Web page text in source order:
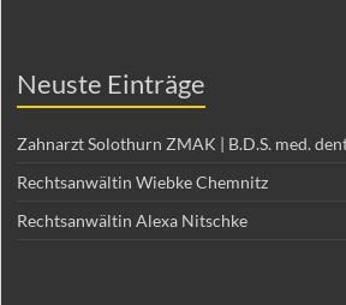
Neuste Einträge
Zahnarzt Solothurn ZMAK | B.D.S. med.
Rechtsanwältin Wiebke Chemnitz
Rechtsanwältin Alexa Nitschke